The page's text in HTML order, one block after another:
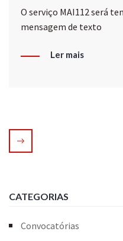
O serviço MAI112 será
mensagem de texto
Ler mais
CATEGORIAS
Convocatórias